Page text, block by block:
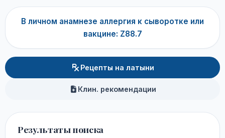
В личном анамнезе аллергия к сыворотке или
вакцине: Z88.7
Рецепты на латыни
Клин. рекомендации
Результаты поиска